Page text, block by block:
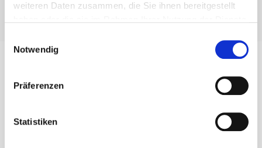
weiteren Daten zusammen, die Sie ihnen bereitgestellt
Notwendig
Präferenzen
Statistiken
Telefon:04161 – 82110